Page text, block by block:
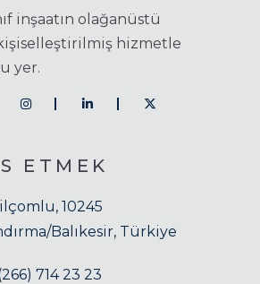
inşaatın olağanüstü
hizmetle
yer.
ETMEK
10245
Balıkesir, Türkiye
714 23 23